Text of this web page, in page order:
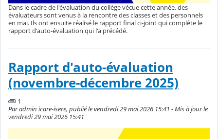
Dans le cadre de l'évaluation du collège vécue cette année, des
évaluateurs sont venus à la rencontre des classes et des personnels
en mai. Ils ont ensuite réalisé le rapport final ci-joint qui complète le
rapport d'auto-évaluation qui l'a précédé.
Rapport d'auto-évaluation
(novembre-décembre 2025)
1
Par admin icare-isere, publié le vendredi 29 mai 2026 15:41 - Mis à jour le
vendredi 29 mai 2026 15:41